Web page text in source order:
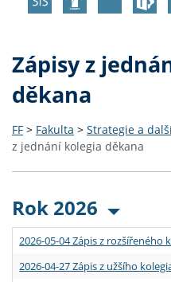
Zápisy z
děkana
FF > Fakulta > Strategie a
z jednání kolegia děkana
Rok 2026
2026-05-04 Zápis z rozšířeného
2026-04-27 Zápis z užšího